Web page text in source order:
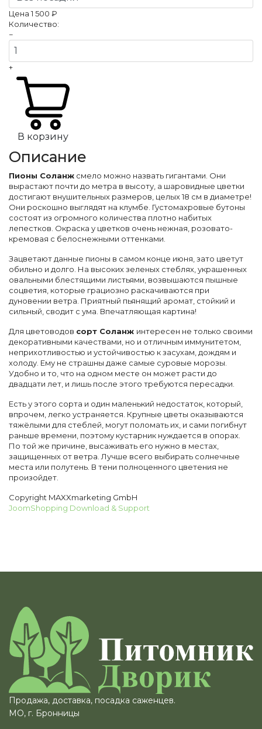
Цена 1 500 ₽
Количество:
−
+
В корзину
Описание
Пионы Соланж смело можно назвать гигантами. Они
вырастают почти до метра в высоту, а шаровидные цветки
достигают внушительных размеров, целых 18 см в диаметре!
Они роскошно выглядят на клумбе. Густомахровые бутоны
состоят из огромного количества плотно набитых
лепестков. Окраска у цветков очень нежная, розовато-
кремовая с белоснежными оттенками.
Зацветают данные пионы в самом конце июня, зато цветут
обильно и долго. На высоких зеленых стеблях, украшенных
овальными блестящими листьями, возвышаются пышные
соцветия, которые грациозно раскачиваются при
дуновении ветра. Приятный пьянящий аромат, стойкий и
сильный, сводит с ума. Впечатляющая картина!
Для цветоводов сорт Соланж интересен не только своими
декоративными качествами, но и отличным иммунитетом,
неприхотливостью и устойчивостью к засухам, дождям и
холоду. Ему не страшны даже самые суровые морозы.
Удобно и то, что на одном месте он может расти до
двадцати лет, и лишь после этого требуются пересадки.
Есть у этого сорта и один маленький недостаток, который,
впрочем, легко устраняется. Крупные цветы оказываются
тяжёлыми для стеблей, могут поломать их, и сами погибнут
раньше времени, поэтому кустарник нуждается в опорах.
По той же причине, высаживать его нужно в местах,
защищенных от ветра. Лучше всего выбирать солнечные
места или полутень. В тени полноценного цветения не
произойдет.
Copyright MAXXmarketing GmbH
JoomShopping Download & Support
Продажа, доставка, посадка саженцев.
МО, г. Бронницы